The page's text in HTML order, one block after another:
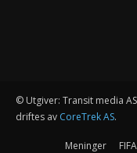
© Utgiver: Transit media
driftes av CoreTrek AS.
Meninger FIFA